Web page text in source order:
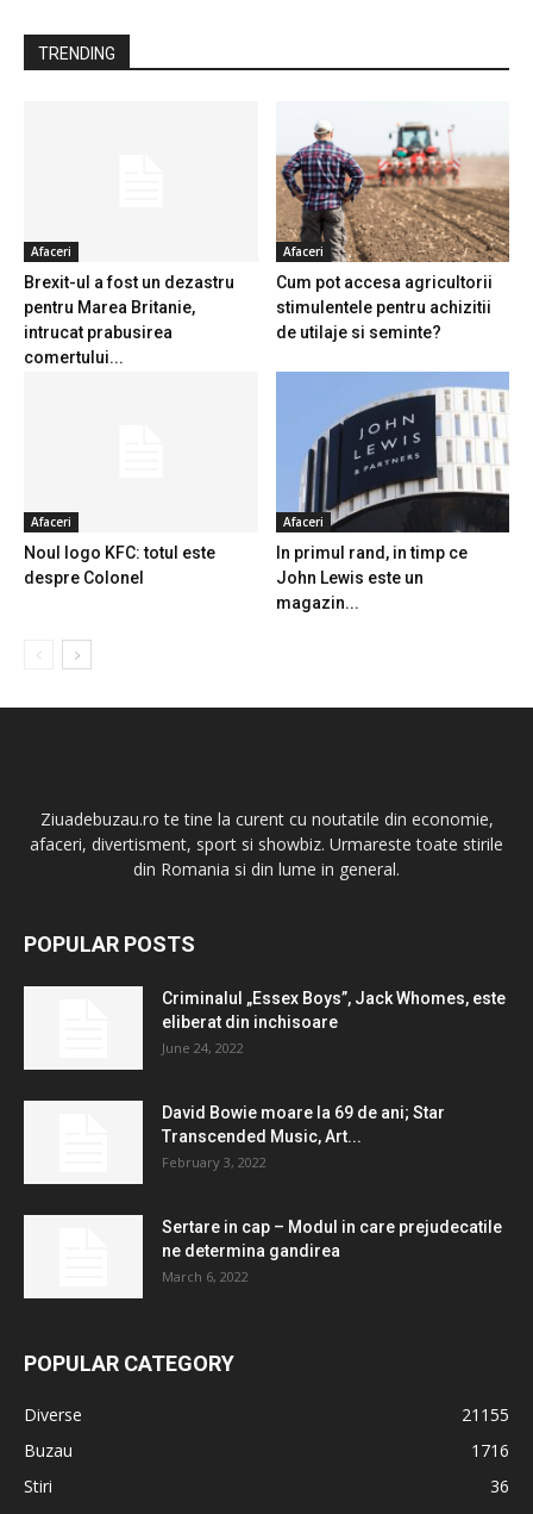
TRENDING
Afaceri
Brexit-ul a fost un dezastru
pentru Marea Britanie,
intrucat prabusirea
comertului...
Afaceri
Cum pot accesa agricultorii
stimulentele pentru achizitii
de utilaje si seminte?
Afaceri
Noul logo KFC: totul este
despre Colonel
Afaceri
In primul rand, in timp ce
John Lewis este un
magazin...
Ziuadebuzau.ro te tine la curent cu noutatile din economie,
afaceri, divertisment, sport si showbiz. Urmareste toate stirile
din Romania si din lume in general.
POPULAR POSTS
Criminalul „Essex Boys”, Jack Whomes, este
eliberat din inchisoare
June 24, 2022
David Bowie moare la 69 de ani; Star
Transcended Music, Art...
February 3, 2022
Sertare in cap – Modul in care prejudecatile
ne determina gandirea
March 6, 2022
POPULAR CATEGORY
Diverse
21155
Buzau
1716
Stiri
36